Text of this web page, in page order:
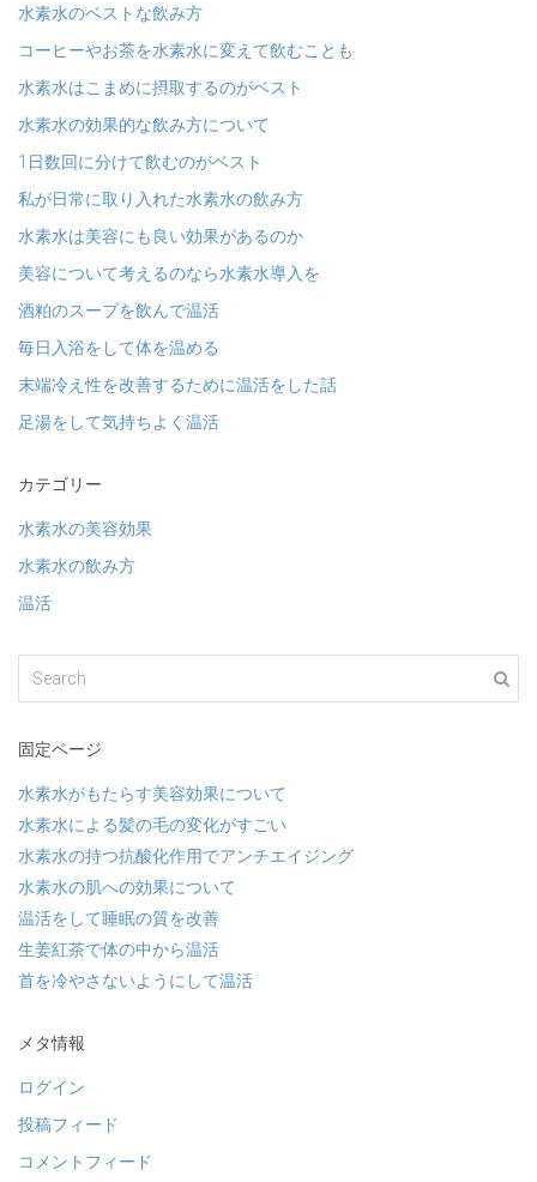
水素水のベストな飲み方
コーヒーやお茶を水素水に変えて飲むことも
水素水はこまめに摂取するのがベスト
水素水の効果的な飲み方について
1日数回に分けて飲むのがベスト
私が日常に取り入れた水素水の飲み方
水素水は美容にも良い効果があるのか
美容について考えるのなら水素水導入を
酒粕のスープを飲んで温活
毎日入浴をして体を温める
末端冷え性を改善するために温活をした話
足湯をして気持ちよく温活
カテゴリー
水素水の美容効果
水素水の飲み方
温活
固定ページ
水素水がもたらす美容効果について
水素水による髪の毛の変化がすごい
水素水の持つ抗酸化作用でアンチエイジング
水素水の肌への効果について
温活をして睡眠の質を改善
生姜紅茶で体の中から温活
首を冷やさないようにして温活
メタ情報
ログイン
投稿フィード
コメントフィード